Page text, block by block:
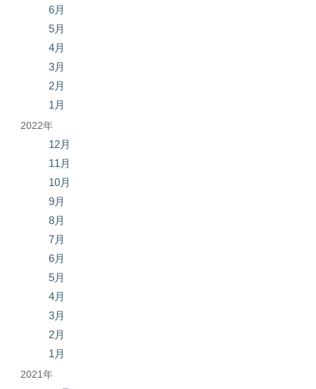
6月
5月
4月
3月
2月
1月
2022年
12月
11月
10月
9月
8月
7月
6月
5月
4月
3月
2月
1月
2021年